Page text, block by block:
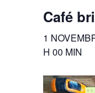
Café
1
H 00 MIN